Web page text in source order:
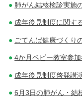
肺がん結核検診実施
成年後見制度に関す
ごてんば健康づくり
4か月ベビー教室参
成年後見制度啓発講
6月3日の肺がん・結